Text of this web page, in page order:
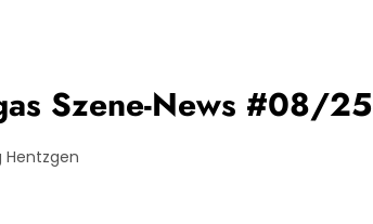
Szene-News #08/25
Hentzgen